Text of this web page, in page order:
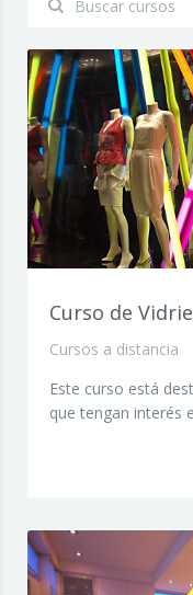
Curso de
Cursos a distancia
Este curso está
que tengan interés